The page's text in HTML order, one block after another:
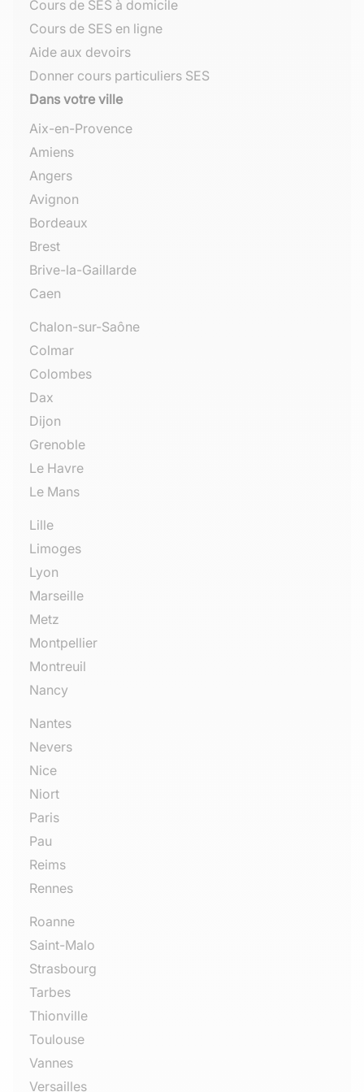
Cours de SES à domicile
Cours de SES en ligne
Aide aux devoirs
Donner cours particuliers SES
Dans votre ville
Aix-en-Provence
Amiens
Angers
Avignon
Bordeaux
Brest
Brive-la-Gaillarde
Caen
Chalon-sur-Saône
Colmar
Colombes
Dax
Dijon
Grenoble
Le Havre
Le Mans
Lille
Limoges
Lyon
Marseille
Metz
Montpellier
Montreuil
Nancy
Nantes
Nevers
Nice
Niort
Paris
Pau
Reims
Rennes
Roanne
Saint-Malo
Strasbourg
Tarbes
Thionville
Toulouse
Vannes
Versailles